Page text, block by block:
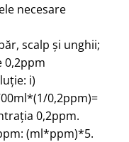
necesare
scalp şi unghii;
0,2ppm
i)
0,2ppm)=
0,2ppm.
(ml*ppm)*5.